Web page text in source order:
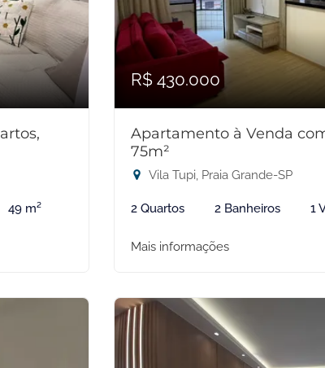
49 m²
R$ 430.000
Apartamento à Venda
75m²
Vila Tupi, Praia Grande-SP
2 Quartos 2 Banheiros 1
Mais informações